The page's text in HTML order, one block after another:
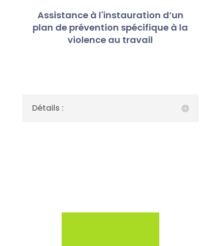
Assistance à l'instauration d’un
plan de prévention spécifique à la
violence au travail
Détails :